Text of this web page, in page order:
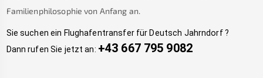
Familienphilosophie von Anfang an.
Sie suchen ein Flughafentransfer für Deutsch Jahrndorf?
Dann rufen Sie jetzt an: +43 667 795 9082